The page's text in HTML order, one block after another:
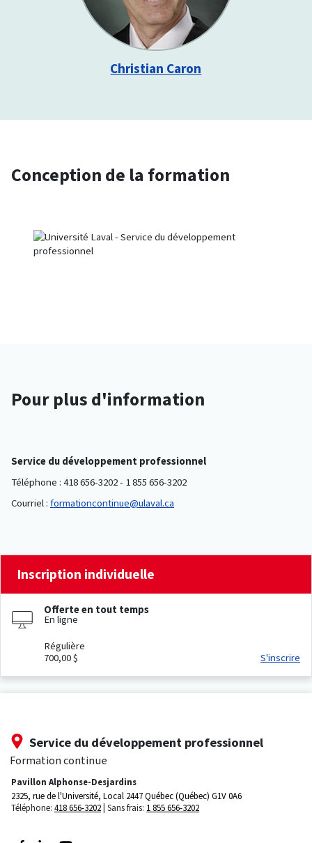
Christian Caron
Conception de la formation
Pour plus d'information
Service du développement professionnel
Téléphone : 418 656-3202 - 1 855 656-3202
Courriel : formationcontinue@ulaval.ca
Inscription individuelle
Offerte en tout temps
En ligne
Régulière
700,00 $
S'inscrire
Service du développement professionnel
Formation continue
Pavillon Alphonse-Desjardins
2325, rue de l'Université, Local 2447Québec (Québec) G1V 0A6
Téléphone: 418 656-3202 Sans frais: 1 855 656-3202